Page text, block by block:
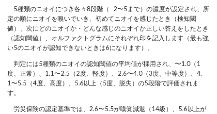
5種類のニオイにつき各々8段階（−2〜5まで）の濃度が設定され、所
定の順にニオイを嗅いでいき、初めてニオイを感じたとき（検知閾
値）、次にどのニオイか・どんな感じのニオイか正しい答えをしたとき
（認知閾値）、オルファクトグラムにそれぞれ印を記入します（最も強
い5のニオイが認知できないときは6になります）。
判定には5種類のニオイの認知閾値の平均値が採用され、〜1.0（1
度、正常）、1.1〜2.5（2度、軽度）、2.6〜4.0（3度、中等度）、4.
1〜5.5（4度、高度）、5.6以上（5度、脱失）の5段階で評価されま
す。
労災保険の認定基準では、2.6〜5.5が嗅覚減退（14級）、5.6以上が